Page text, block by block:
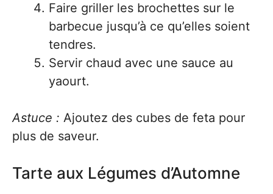
Faire griller les brochettes sur le
barbecue jusqu’à ce qu’elles soient
tendres.
Servir chaud avec une sauce au
yaourt.
Astuce : Ajoutez des cubes de feta pour
plus de saveur.
Tarte aux Légumes d’Automne